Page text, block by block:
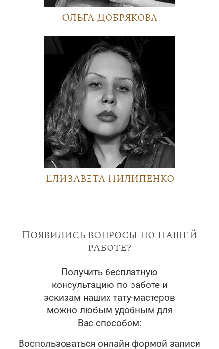
Ольга Добрякова
Елизавета Пилипенко
Появились вопросы по нашей
работе?
Получить бесплатную
консультацию по работе и
эскизам наших тату-мастеров
можно любым удобным для
Вас способом:
Воспользоваться онлайн формой записи